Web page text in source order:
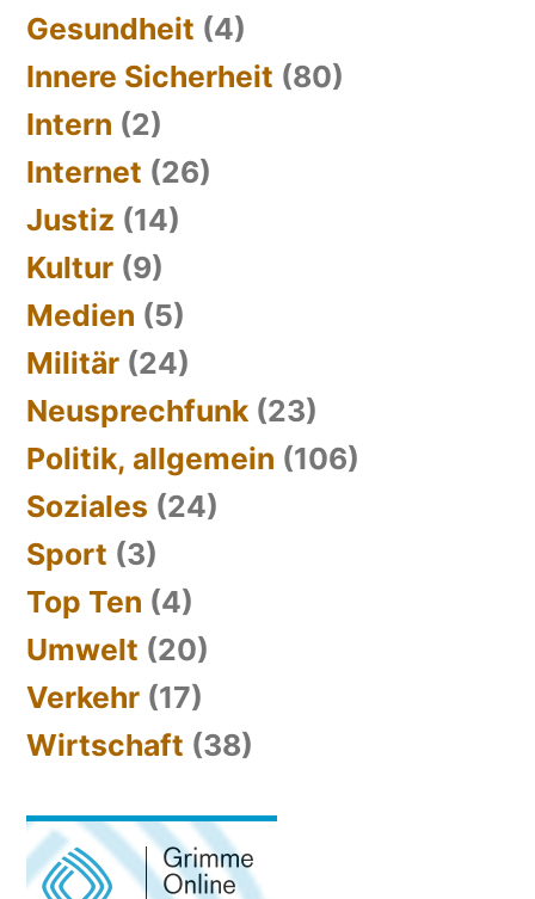
Gesundheit (4)
Innere Sicherheit (80)
Intern (2)
Internet (26)
Justiz (14)
Kultur (9)
Medien (5)
Militär (24)
Neusprechfunk (23)
Politik, allgemein (106)
Soziales (24)
Sport (3)
Top Ten (4)
Umwelt (20)
Verkehr (17)
Wirtschaft (38)